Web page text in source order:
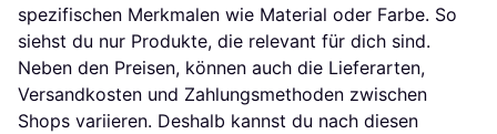
spezifischen Merkmalen wie Material oder Farbe. So
siehst du nur Produkte, die relevant für dich sind.
Neben den Preisen, können auch die Lieferarten,
Versandkosten und Zahlungsmethoden zwischen
Shops variieren. Deshalb kannst du nach diesen